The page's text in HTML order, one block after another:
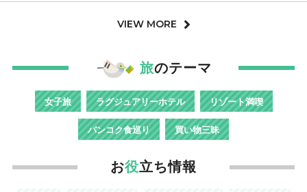
VIEW MORE
旅のテーマ
女子旅 ラグジュアリーホテル リゾート満喫
バンコク食巡り 買い物三昧
お役立ち情報